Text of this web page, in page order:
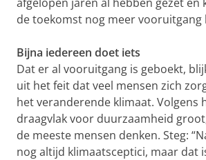
de toekomst nog meer vooruitgang
Bijna iedereen doet iets
Dat er al vooruitgang is geboekt,
uit het feit dat veel mensen zich
het veranderende klimaat. Volgens
draagvlak voor duurzaamheid
de meeste mensen denken. Steg:
nog altijd klimaatsceptici, maar dat